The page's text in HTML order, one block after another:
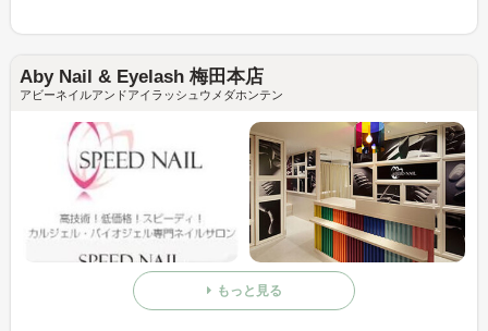
Aby Nail & Eyelash 梅田本店
アビーネイルアンドアイラッシュウメダホンテン
もっと見る